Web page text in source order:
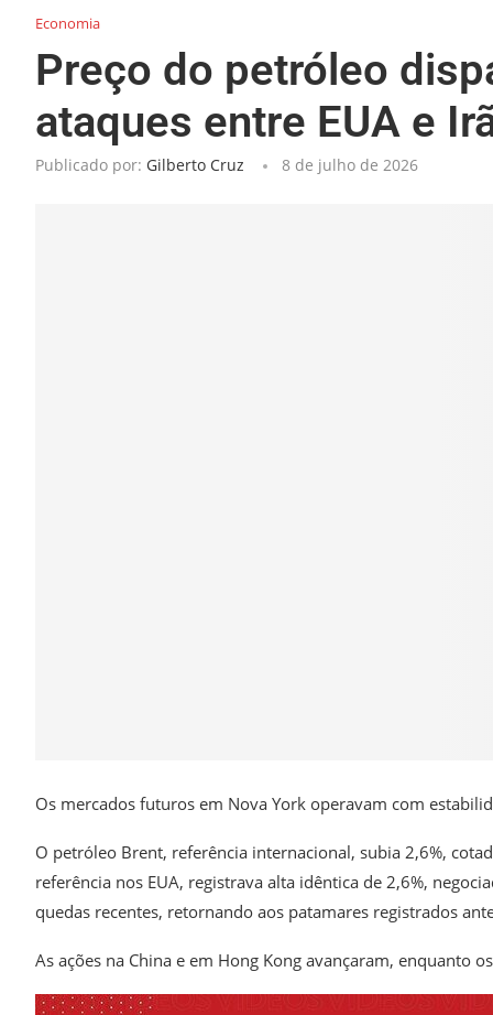
Economia
Preço do petróleo
ataques entre EUA e
Publicado por: Gilberto Cruz 8 de julho de 2026
Os mercados futuros em Nova York operavam com
O petróleo Brent, referência internacional, subia 2,6%,
referência nos EUA, registrava alta idêntica de 2,6%,
quedas recentes, retornando aos patamares registrados
As ações na China e em Hong Kong avançaram, enquanto